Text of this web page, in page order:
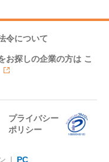
令について
お探しの企業の方は こ
プライバシー
ポリシー
| PC